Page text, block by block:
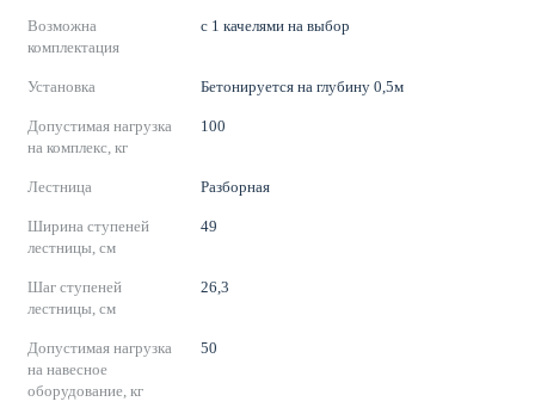
Возможна
комплектация
с 1 качелями на выбор
Установка Бетонируется на глубину 0,5м
Допустимая нагрузка
на комплекс, кг
100
Лестница Разборная
Ширина ступеней
лестницы, см
49
Шаг ступеней
лестницы, см
26,3
Допустимая нагрузка
на навесное
оборудование, кг
50